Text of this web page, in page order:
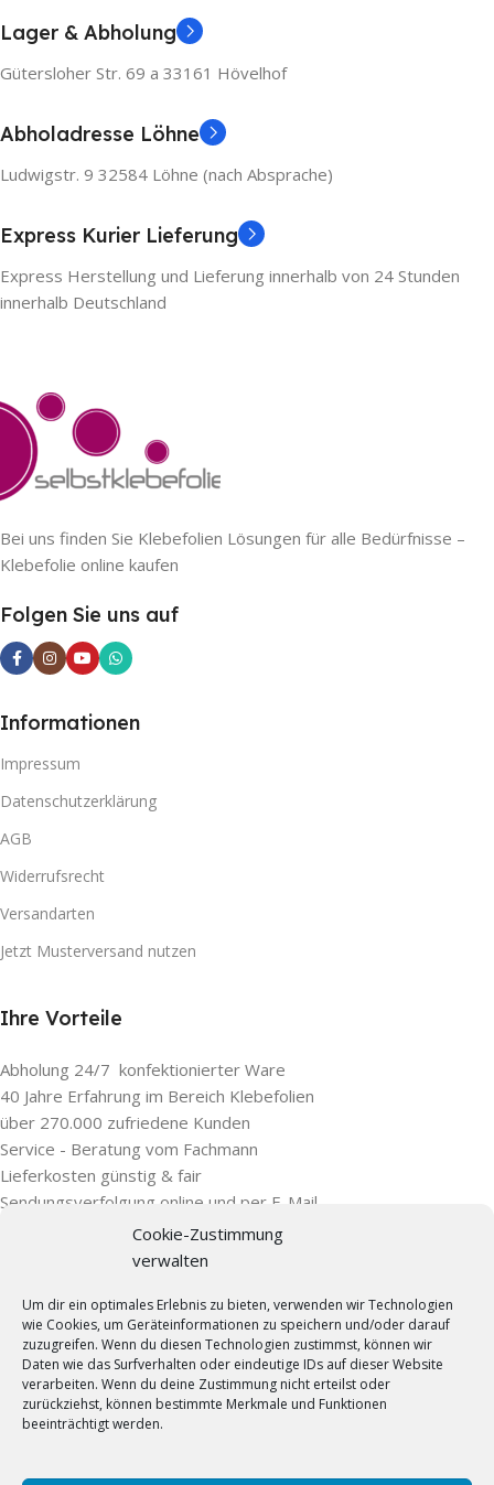
Cookie-Zustimmung
verwalten
Um dir ein optimales Erlebnis zu bieten, verwenden wir Technologien
wie Cookies, um Geräteinformationen zu speichern und/oder darauf
zuzugreifen. Wenn du diesen Technologien zustimmst, können wir
Daten wie das Surfverhalten oder eindeutige IDs auf dieser Website
verarbeiten. Wenn du deine Zustimmung nicht erteilst oder
zurückziehst, können bestimmte Merkmale und Funktionen
beeinträchtigt werden.
Lager & Abholung
Gütersloher Str. 69 a 33161 Hövelhof
Abholadresse Löhne
Ludwigstr. 9 32584 Löhne (nach Absprache)
Express Kurier Lieferung
Express Herstellung und Lieferung innerhalb von 24 Stunden
innerhalb Deutschland
Bei uns finden Sie Klebefolien Lösungen für alle Bedürfnisse –
Klebefolie online kaufen
Folgen Sie uns auf
Informationen
Impressum
Datenschutzerklärung
AGB
Widerrufsrecht
Versandarten
Jetzt Musterversand nutzen
Ihre Vorteile
Abholung 24/7 konfektionierter Ware
40 Jahre Erfahrung im Bereich Klebefolien
über 270.000 zufriedene Kunden
Service - Beratung vom Fachmann
Lieferkosten günstig & fair
Sendungsverfolgung online und per E-Mail
Zubehör Lieferung auch samstags mit DHL
Schnelle und einfache Abwicklung
Kontaktdaten
Selbstklebefolien.com
Add Connect UG & Co. KG